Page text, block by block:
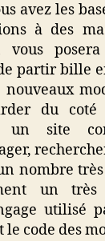
avez les
à des
vous
partir bille
du coté
site
nombre
un
utilisé
code des